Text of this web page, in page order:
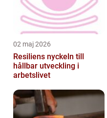
02 maj 2026
Resiliens nyckeln till
hållbar utveckling i
arbetslivet